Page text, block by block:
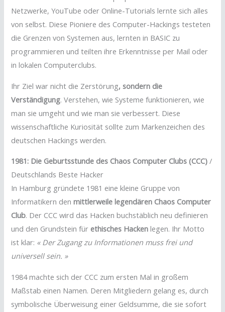
Netzwerke, YouTube oder Online-Tutorials lernte sich alles
von selbst. Diese Pioniere des Computer-Hackings testeten
die Grenzen von Systemen aus, lernten in BASIC zu
programmieren und teilten ihre Erkenntnisse per Mail oder
in lokalen Computerclubs.
Ihr Ziel war nicht die Zerstörung, sondern die
Verständigung. Verstehen, wie Systeme funktionieren, wie
man sie umgeht und wie man sie verbessert. Diese
wissenschaftliche Kuriosität sollte zum Markenzeichen des
deutschen Hackings werden.
1981: Die Geburtsstunde des Chaos Computer Clubs (CCC) /
Deutschlands Beste Hacker
In Hamburg gründete 1981 eine kleine Gruppe von
Informatikern denmittlerweile legendären Chaos Computer
Club. Der CCC wird das Hacken buchstäblich neu definieren
und den Grundstein für ethisches Hacken legen. Ihr Motto
ist klar: « Der Zugang zu Informationen muss frei und
universell sein. »
1984 machte sich der CCC zum ersten Mal in großem
Maßstab einen Namen. Deren Mitgliedern gelang es, durch
symbolische Überweisung einer Geldsumme, die sie sofort